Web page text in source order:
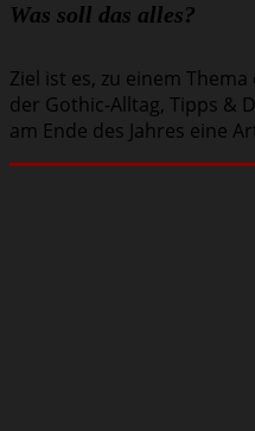
Was soll das alles?
Ziel ist es, zu einem
der Gothic-Alltag, Tipps &
am Ende des Jahres eine